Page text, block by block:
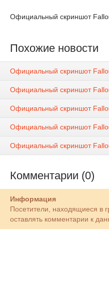
Официальный скриншот
Похожие новости
Официальный скриншот
Официальный скриншот
Официальный скриншот
Официальный скриншот
Официальный скриншот
Комментарии (0)
Информация
Посетители, находящиеся в
оставлять комментарии к